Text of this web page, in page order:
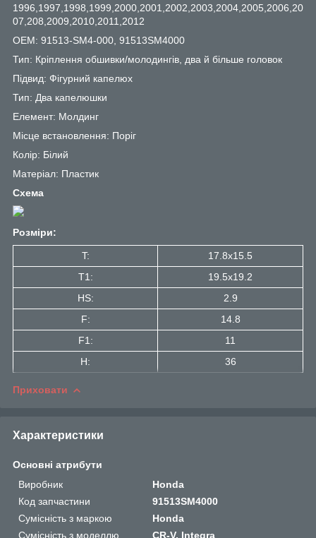
1996,1997,1998,1999,2000,2001,2002,2003,2004,2005,2006,20
07,208,2009,2010,2011,2012
OEM: 91513-SM4-000, 91513SM4000
Тип: Кріплення обшивки/молодингів, два й більше головок
Підвид: Фігурний капелюх
Тип: Два капелюшки
Елемент: Молдинг
Місце встановлення: Поріг
Колір: Білий
Матеріал: Пластик
Схема
Розміри:
T:
17.8x15.5
T1:
19.5x19.2
HS:
2.9
F:
14.8
F1:
11
H:
36
Приховати
Характеристики
Основні атрибути
Виробник
Honda
Код запчастини
91513SM4000
Сумісність з маркою
Honda
Сумісність з моделлю
CR-V, Integra